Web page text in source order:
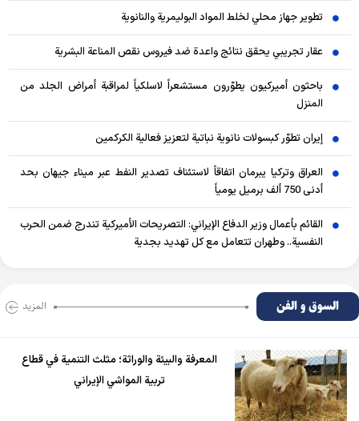
تطوير جهاز محلي لخلط المواد البوليمرية والنانوية
عقار تجريبي يحقق نتائج واعدة ضد فيروس نقص المناعة البشرية
باحثون أميركيون يطوّرون مستشعراً لاسلكياً لمراقبة أمراض الجلد من
المنزل
إيران تطوّر كبسولات نانوية نباتية لتعزيز فعالية الكركمين
العراق وتركيا يبرمان اتفاقاً لاستئناف تصدير النفط عبر ميناء جيهان بحد
أدنى 750 ألف برميل يومياً
القائم بأعمال وزير الدفاع الإيراني: التصريحات الأميركية تندرج ضمن الحرب
النفسية.. وطهران تتعامل مع كل تهديد بجدية
السوق و الفن المزید
المعرفة والبيئة والوراثة؛ مثلث التنمية في قطاع
تربية المواشي الإيراني